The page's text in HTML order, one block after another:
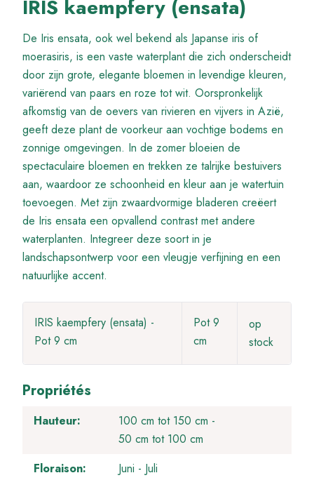
IRIS kaempfery (ensata)
De Iris ensata, ook wel bekend als Japanse iris of
moerasiris, is een vaste waterplant die zich onderscheidt
door zijn grote, elegante bloemen in levendige kleuren,
variërend van paars en roze tot wit. Oorspronkelijk
afkomstig van de oevers van rivieren en vijvers in Azië,
geeft deze plant de voorkeur aan vochtige bodems en
zonnige omgevingen. In de zomer bloeien de
spectaculaire bloemen en trekken ze talrijke bestuivers
aan, waardoor ze schoonheid en kleur aan je watertuin
toevoegen. Met zijn zwaardvormige bladeren creëert
de Iris ensata een opvallend contrast met andere
waterplanten. Integreer deze soort in je
landschapsontwerp voor een vleugje verfijning en een
natuurlijke accent.
IRIS kaempfery (ensata) -
Pot 9 cm
Pot 9
cm
op
stock
Propriétés
Hauteur
100 cm tot 150 cm
50 cm tot 100 cm
Floraison
Juni
Juli